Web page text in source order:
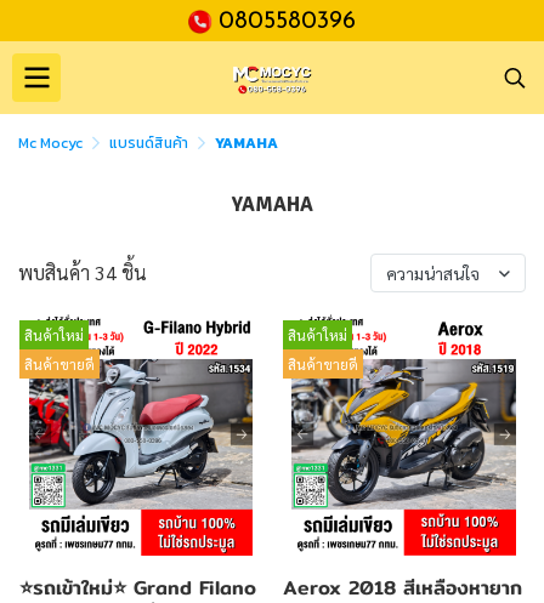
0805580396
Mc Mocyc แบรนด์สินค้า YAMAHA
YAMAHA
พบสินค้า 34 ชิ้น ความน่าสนใจ
สินค้าใหม่
สินค้าขายดี
⭐รถเข้าใหม่⭐ Grand Filano
สินค้าใหม่
สินค้าขายดี
Aerox 2018 สีเหลืองหายาก